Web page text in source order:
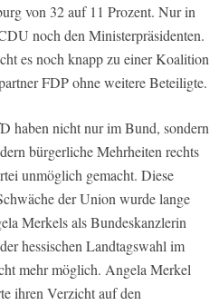
von 32 auf 11 Prozent. Nur in
noch den Ministerpräsidenten.
es noch knapp zu einer Koalition
FDP ohne weitere Beteiligte.
haben nicht nur im Bund, sondern
bürgerliche Mehrheiten rechts
unmöglich gemacht. Diese
der Union wurde lange
Merkels als Bundeskanzlerin
hessischen Landtagswahl im
mehr möglich. Angela Merkel
ihren Verzicht auf den